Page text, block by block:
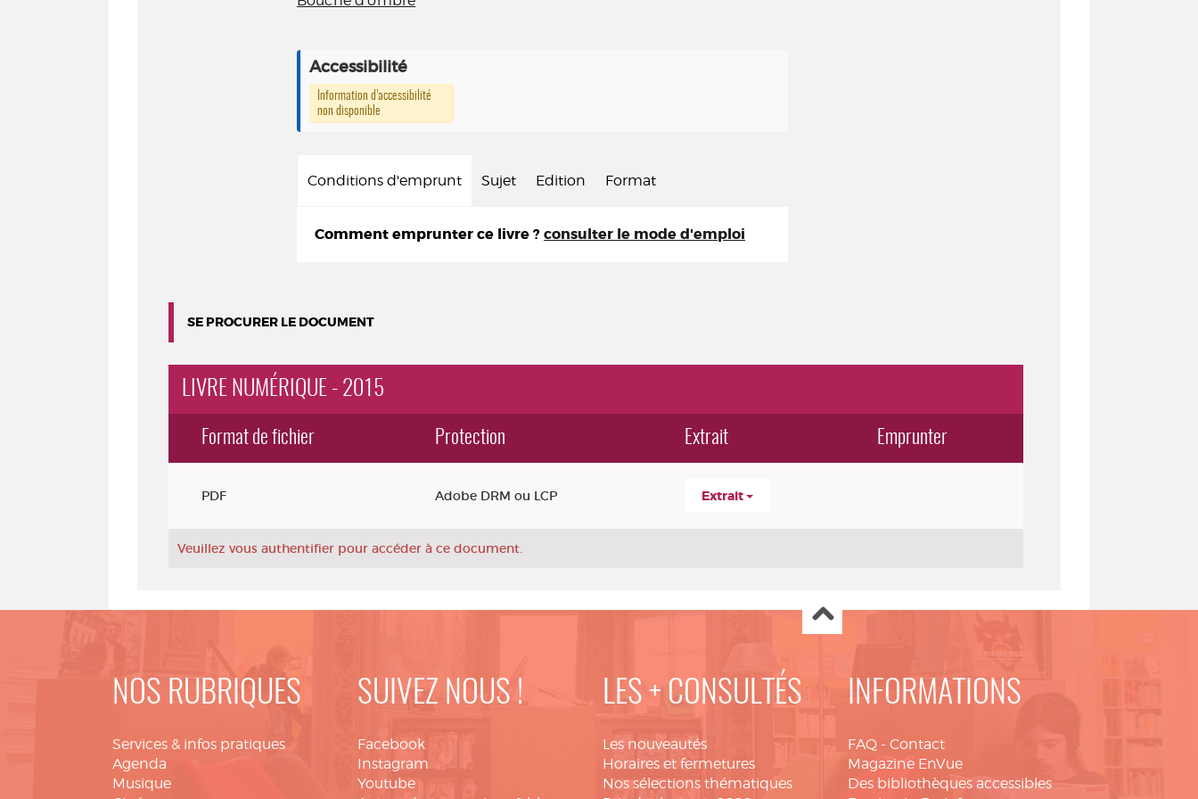
Accessibilité
Information d’accessibilité
non disponible
Conditions d'emprunt Sujet Edition Format
Comment emprunter ce livre ? consulter le mode d'emploi
SE PROCURER LE DOCUMENT
LIVRE NUMÉRIQUE - 2015
Format de fichier Protection Extrait Emprunter
PDF Adobe DRM ou LCP Extrait
Veuillez vous authentifier pour accéder à ce document.
NOS RUBRIQUES
Services & infos pratiques
Agenda
Musique
SUIVEZ NOUS !
Facebook
Instagram
Youtube
LES + CONSULTÉS
Les nouveautés
Horaires et fermetures
Nos sélections thématiques
INFORMATIONS
FAQ - Contact
Magazine EnVue
Des bibliothèques accessibles